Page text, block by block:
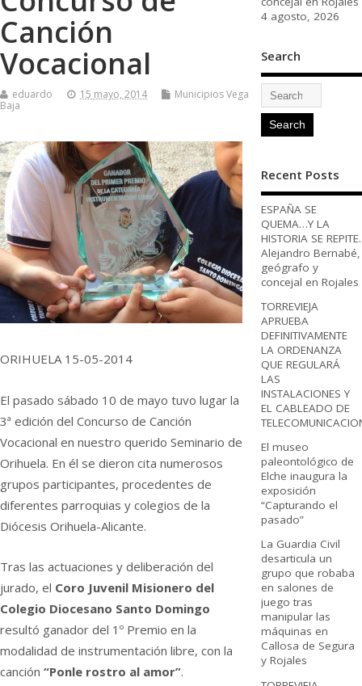
Canción
Vocacional
eduardo 15 mayo, 2014
Municipios Vega
Baja
ORIHUELA 15-05-2014
El pasado sábado 10 de mayo tuvo lugar la
3ª edición del Concurso de Canción
Vocacional en nuestro querido Seminario de
Orihuela. En él se dieron cita numerosos
grupos participantes, procedentes de
diferentes parroquias y colegios de la
Diócesis Orihuela-Alicante.
Tras las actuaciones y deliberación del
jurado, el Coro Juvenil Misionero del
Colegio Diocesano Santo Domingo
resultó ganador del 1º Premio en la
modalidad de instrumentación libre, con la
canción “Ponle rostro al amor”.
4 agosto, 2026
Search
Recent Posts
ESPAÑA SE
QUEMA…Y LA
HISTORIA SE REPITE.
Alejandro Bernabé,
geógrafo y
concejal en Rojales
TORREVIEJA
APRUEBA
DEFINITIVAMENTE
LA ORDENANZA
QUE REGULARÁ
LAS
INSTALACIONES Y
EL CABLEADO DE
El museo
paleontológico de
Elche inaugura la
exposición
“Capturando el
pasado”
La Guardia Civil
desarticula un
grupo que robaba
en salones de
juego tras
manipular las
máquinas en
Callosa de Segura
y Rojales